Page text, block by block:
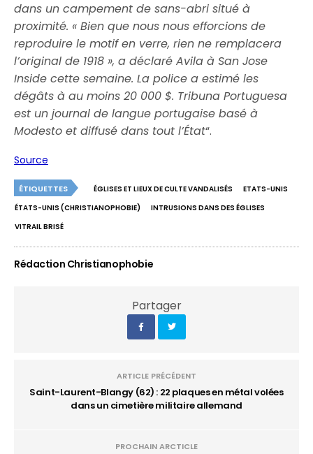
dans un campement de sans-abri situé à
proximité. « Bien que nous nous efforcions de
reproduire le motif en verre, rien ne remplacera
l’original de 1918 », a déclaré Avila à San Jose
Inside cette semaine. La police a estimé les
dégâts à au moins 20 000 $. Tribuna Portuguesa
est un journal de langue portugaise basé à
Modesto et diffusé dans tout l’État“.
Source
ÉTIQUETTES ÉGLISES ET LIEUX DE CULTE VANDALISÉS
ETATS-UNIS
ÉTATS-UNIS (CHRISTIANOPHOBIE)
INTRUSIONS DANS DES ÉGLISES
VITRAIL BRISÉ
Rédaction Christianophobie
Partager
ARTICLE PRÉCÉDENT
Saint-Laurent-Blangy (62) : 22 plaques en métal volées
dans un cimetière militaire allemand
PROCHAIN ARCTICLE